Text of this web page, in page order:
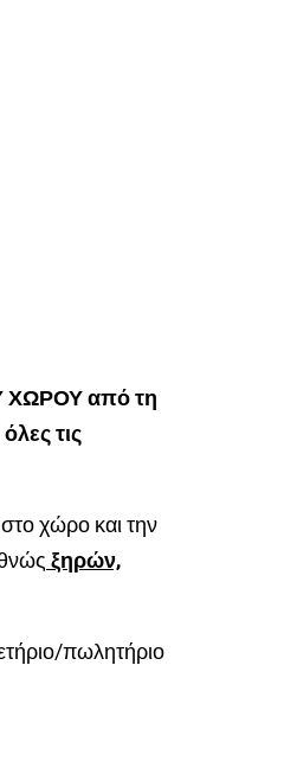
ΧΩΡΟΥ από τη
τις
χώρο και την
ξηρών,
πωλητήριο